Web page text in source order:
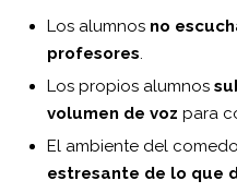
Los alumnos no
profesores.
Los propios alumnos
volumen de voz para
El ambiente del
estresante de lo que